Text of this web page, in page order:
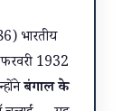
भारतीय
फरवरी 1932
बंगाल के